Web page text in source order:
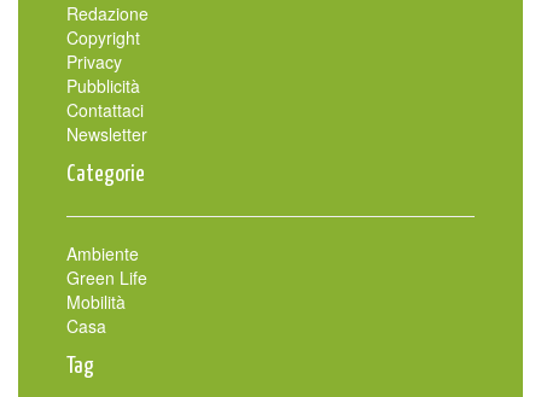
Redazione
Copyright
Privacy
Pubblicità
Contattaci
Newsletter
Categorie
Ambiente
Green Life
Mobilità
Casa
Tag